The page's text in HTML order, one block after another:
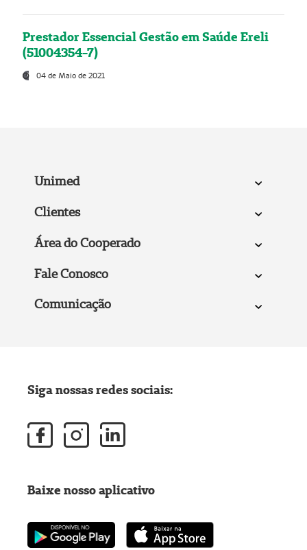
Prestador Essencial Gestão em Saúde Ereli
(51004354-7)
04 de Maio de 2021
Unimed
Clientes
Área do Cooperado
Fale Conosco
Comunicação
Siga nossas redes sociais:
Baixe nosso aplicativo